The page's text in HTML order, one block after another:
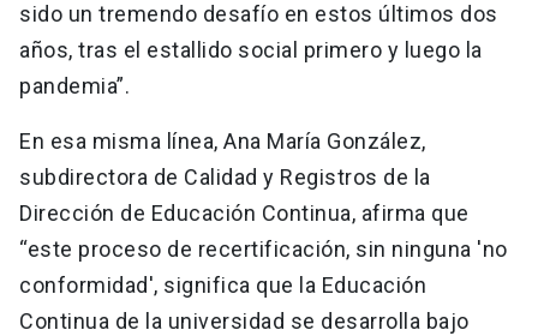
sido un tremendo desafío en estos últimos dos
años, tras el estallido social primero y luego la
pandemia”.
En esa misma línea, Ana María González,
subdirectora de Calidad y Registros de la
Dirección de Educación Continua, afirma que
“este proceso de recertificación, sin ninguna 'no
conformidad', significa que la Educación
Continua de la universidad se desarrolla bajo